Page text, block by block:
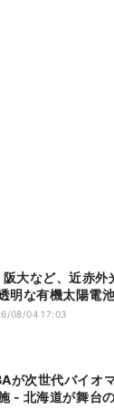
明な有機太陽電
08/04 17:03
が次世代バイオ
- 北海道が舞台